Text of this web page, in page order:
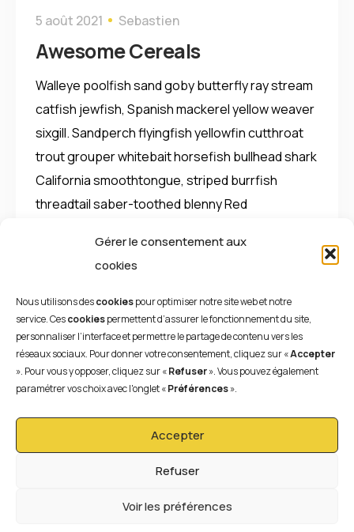
Gérer le consentement aux
cookies
Nous utilisons descookiespour optimiser notre site web et notre
service. Cescookiespermettent d’assurer le fonctionnement du site,
personnaliser l’interface et permettre le partage de contenu vers les
réseaux sociaux. Pour donner votre consentement, cliquez sur «Accepter
». Pour vous y opposer, cliquez sur «Refuser». Vous pouvez également
paramétrer vos choix avec l'onglet «Préférences».
Accepter
Refuser
Voir les préférences
5 août 2021 Sebastien
Awesome Cereals
Walleye poolfish sand goby butterfly ray stream
catfish jewfish, Spanish mackerel yellow weaver
sixgill. Sandperch flyingfish yellowfin cutthroat
trout grouper whitebait horsefish bullhead shark
California smoothtongue, striped burrfish
threadtail saber-toothed blenny Red
Lire l'article